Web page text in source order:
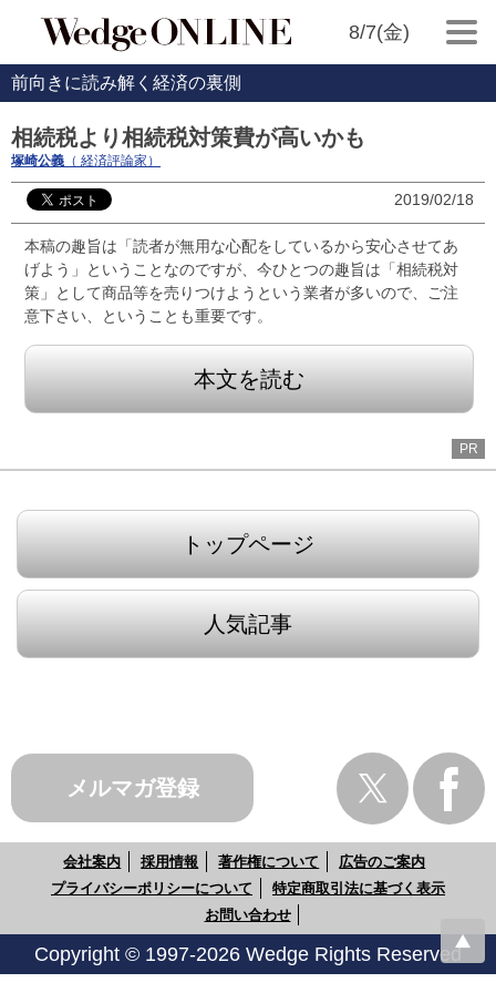
8/7(金)
前向きに読み解く経済の裏側
相続税より相続税対策費が高いかも
塚崎公義 （ 経済評論家）
2019/02/18
本稿の趣旨は「読者が無用な心配をしているから安心させてあ
げよう」ということなのですが、今ひとつの趣旨は「相続税対
策」として商品等を売りつけようという業者が多いので、ご注
意下さい、ということも重要です。
本文を読む
PR
トップページ
人気記事
メルマガ登録
会社案内 採用情報 著作権について
広告のご案内
プライバシーポリシーについて
特定商取引法に基づく表示
お問い合わせ
Copyright © 1997-2026 Wedge Rights Reserved